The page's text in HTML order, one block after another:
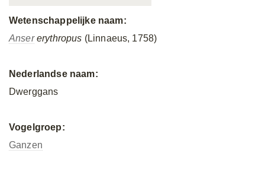
Wetenschappelijke naam:
Ansererythropus (Linnaeus, 1758)
Nederlandse naam:
Dwerggans
Vogelgroep:
Ganzen